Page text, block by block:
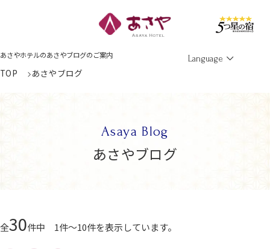
あさやホテルのあさやブログのご案内 Language
TOP あさやブログ
Asaya Blog
あさやブログ
全30件中 1件～10件を表示しています。